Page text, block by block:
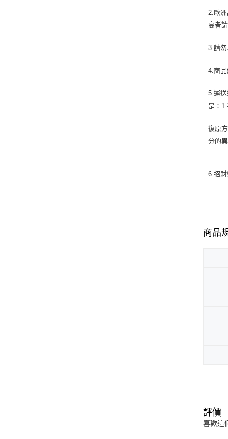
2.歐
高者
3.請
4.商
5.運
是： 1.
復原方
分的
6.招
商品
評價
喜歡這